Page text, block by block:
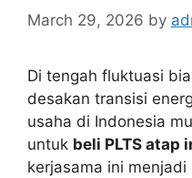
March 29, 2026 by
Di tengah fluktuasi
desakan transisi
usaha di Indonesia
untuk beli PLTS atap
kerjasama ini